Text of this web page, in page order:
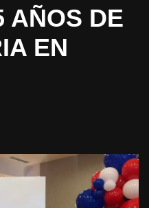
AÑOS DE
EN